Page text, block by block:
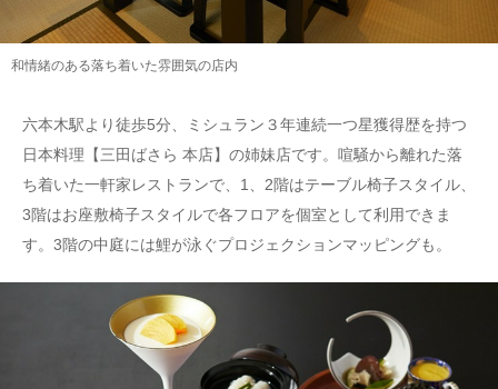
和情緒のある落ち着いた雰囲気の店内
六本木駅より徒歩5分、ミシュラン３年連続一つ星獲得歴を持つ
日本料理【三田ばさら 本店】の姉妹店です。喧騒から離れた落
ち着いた一軒家レストランで、1、2階はテーブル椅子スタイル、
3階はお座敷椅子スタイルで各フロアを個室として利用できま
す。3階の中庭には鯉が泳ぐプロジェクションマッピングも。